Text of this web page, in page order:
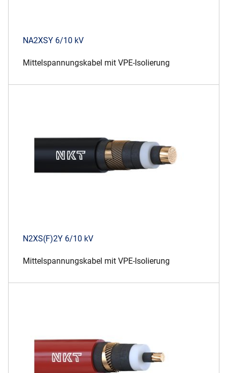
NA2XSY 6/10 kV
Mittelspannungskabel mit VPE-Isolierung
N2XS(F)2Y 6/10 kV
Mittelspannungskabel mit VPE-Isolierung